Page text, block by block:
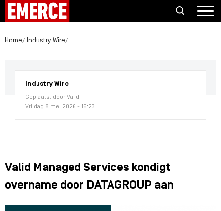
Home Industry Wire Valid Managed Services kondigt overname door
Industry Wire
Geplaatst door Valid
Vrijdag 8 mei 2026 - 16:23
Valid Managed Services kondigt
overname door DATAGROUP aan